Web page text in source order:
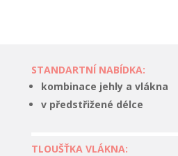
STANDARTNÍ NABÍDKA:
kombinace jehly a vlákna
v předstřižené délce
TLOUŠŤKA VLÁKNA: